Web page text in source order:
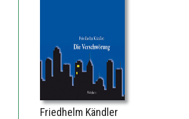
Friedhelm Kändler